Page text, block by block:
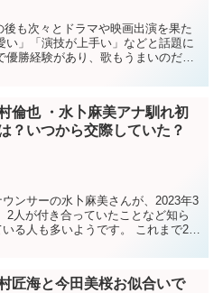
も次々とドラマや映画出演を果た
い」「演技が上手い」などと話題に
優勝経験があり、歌もうまいのだと
倫也 ・水卜麻美アナ馴れ初
？いつから交際していた？
ンサーの水卜麻美さんが、2023年3
2人が付き合っていたことなど知ら
る人も多いようです。 これまで2人
匠海と今田美桜お似合いで